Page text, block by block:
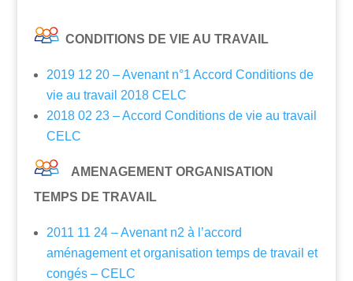
CONDITIONS DE VIE AU TRAVAIL
2019 12 20 – Avenant n°1 Accord Conditions de
vie au travail 2018 CELC
2018 02 23 – Accord Conditions de vie au travail
CELC
AMENAGEMENT ORGANISATION
TEMPS DE TRAVAIL
2011 11 24 – Avenant n2 à l’accord
aménagement et organisation temps de travail et
congés – CELC